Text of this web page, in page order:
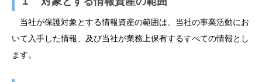
当社が保護対象とする情報資産の範囲は、当社の事業活動にお
いて入手した情報、及び当社が業務上保有するすべての情報とし
ます。